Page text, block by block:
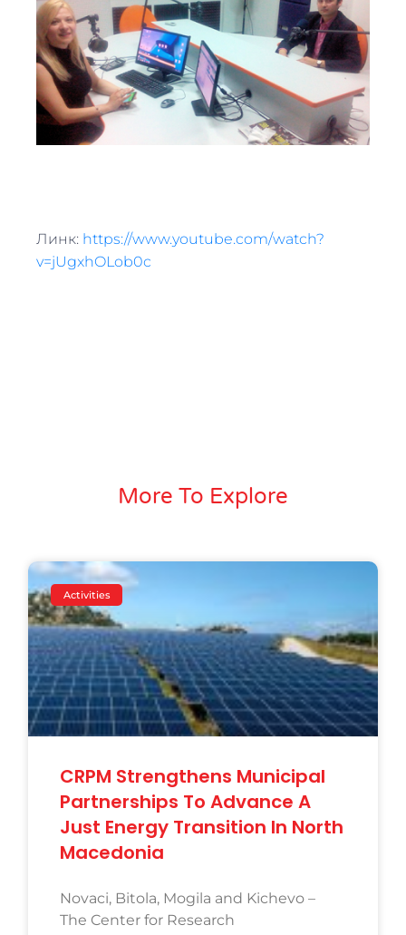
Линк: https://www.youtube.com/watch?
v=jUgxhOLob0c
More To Explore
Activities
CRPM Strengthens Municipal
Partnerships To Advance A
Just Energy Transition In North
Macedonia
Novaci, Bitola, Mogila and Kichevo –
The Center for Research